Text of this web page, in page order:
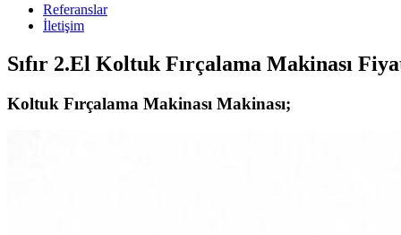
Referanslar
İletişim
Sıfır 2.El Koltuk Fırçalama Makinası
Koltuk Fırçalama Makinası Makinası;